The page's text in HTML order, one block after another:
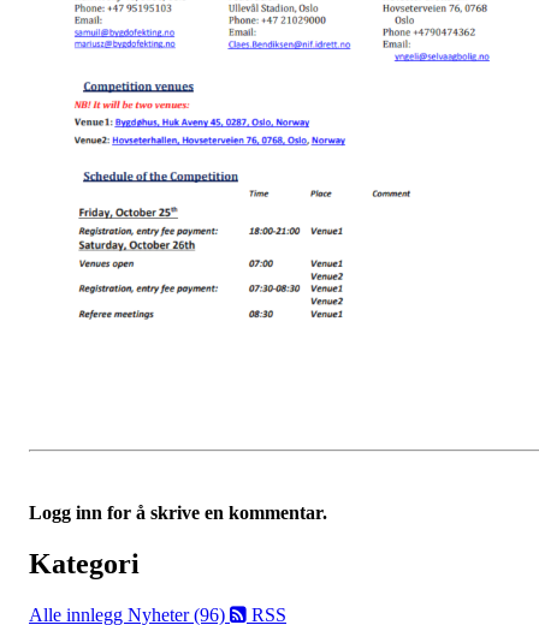
Logg inn for å skrive en kommentar.
Kategori
Alle innlegg Nyheter (96) RSS